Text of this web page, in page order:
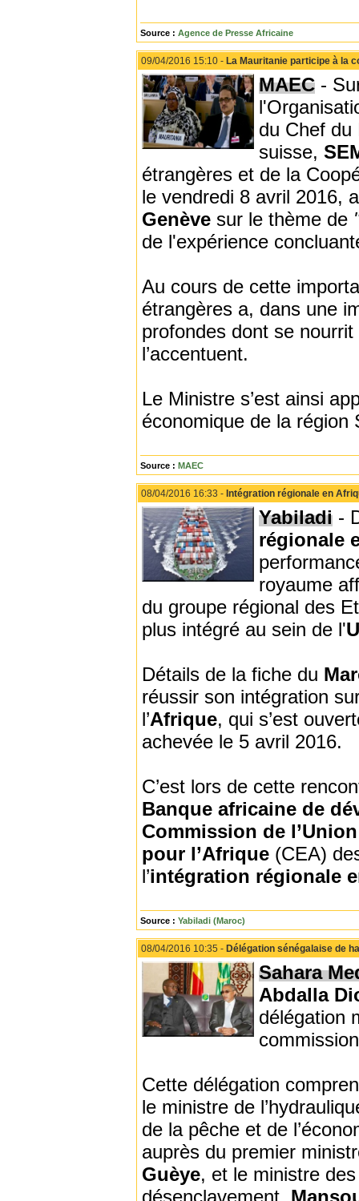
Source : Agence de Presse Africaine
09/04/2016 15:10 - La Mauritanie participe à la
MAEC -
du Chef du
suisse,
étrangères et de la
le vendredi 8 avril 2016,
Genève sur le thème de
de l'expérience
Au cours de cette
étrangères a, dans une
profondes dont se
l’accentuent.
Le Ministre s’est ainsi
économique de la région
Source : MAEC
08/04/2016 16:33 - Intégration régionale en
Yabiladi -
régionale
royaume
du groupe régional des
plus intégré au sein de l'
Détails de la fiche du
réussir son intégration
l’Afrique, qui s’est
achevée le 5 avril 2016.
C’est lors de cette
Banque africaine de
Commission de
pour l’Afrique (CEA)
l’intégration régionale
Source : Yabiladi (Maroc)
08/04/2016 10:35 - Délégation sénégalaise de
Sahara
Abdalla
délégation
Cette délégation
le ministre de
de la pêche et de
auprès du premier
Guèye, et le ministre
désenclavement,